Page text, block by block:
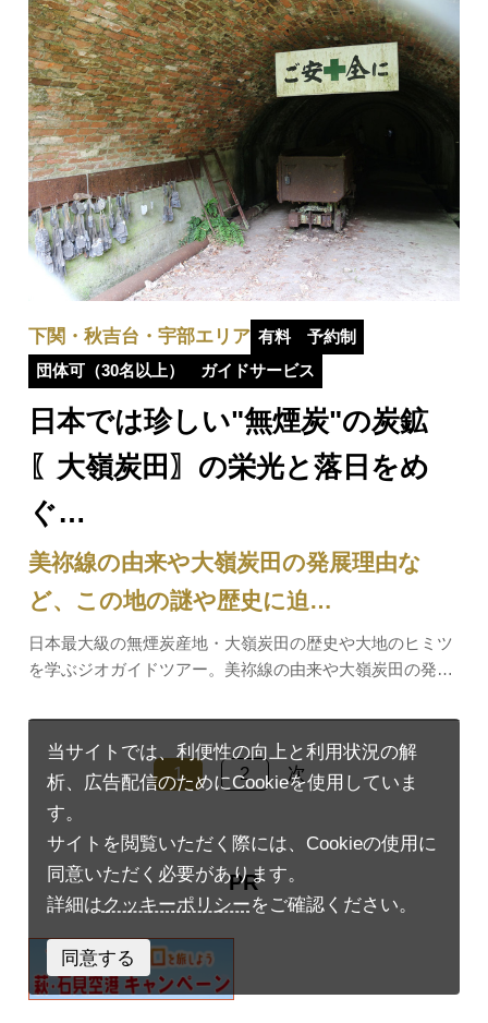
日本では珍しい"無煙炭"の炭鉱
〖大嶺炭田〗の栄光と落日をめ
ぐ…
美祢線の由来や大嶺炭田の発展理由な
ど、この地の謎や歴史に迫…
日本最大級の無煙炭産地・大嶺炭田の歴史や大地のヒミツ
を学ぶジオガイドツアー。美祢線の由来や大嶺炭田の発展
は、こちらをご確認ください。プラン料金6,000円/１組
（10名まで）料金に含まれるもの体験料、消費…
下関・秋吉台・宇部エリア 有料
予約制
団体可（30名以上）
ガイドサービス
1 2 次
PR
当サイトでは、利便性の向上と利用状況の解
析、広告配信のためにCookieを使用していま
す。
サイトを閲覧いただく際には、Cookieの使用に
同意いただく必要があります。
詳細はクッキーポリシーをご確認ください。
同意する